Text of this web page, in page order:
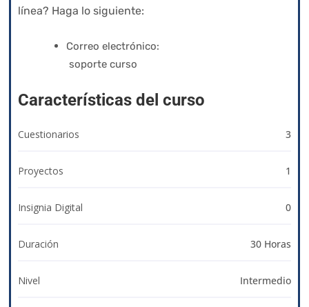
línea? Haga lo siguiente:
Correo electrónico:
soporte curso
Características del curso
Cuestionarios 3
Proyectos 1
Insignia Digital 0
Duración 30 Horas
Nivel Intermedio